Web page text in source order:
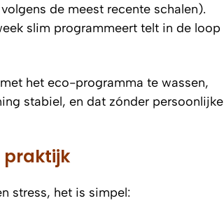
de meest recente schalen).
slim programmeert telt in de loop
het eco-programma te wassen,
stabiel, en dat zónder persoonlijke
praktijk
stress, het is simpel: